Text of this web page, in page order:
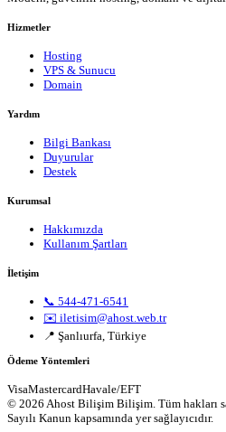
Hizmetler
Hosting
VPS & Sunucu
Domain
Yardım
Bilgi Bankası
Duyurular
Destek
Kurumsal
Hakkımızda
Kullanım Şartları
İletişim
📞 544-471-6541
✉️ iletisim@ahost.web.tr
📍 Şanlıurfa, Türkiye
Ödeme Yöntemleri
VisaMastercardHavale/EFT
© 2026 Ahost Bilişim Bilişim. Tüm hakları
Sayılı Kanun kapsamında yer sağlayıcıdır.